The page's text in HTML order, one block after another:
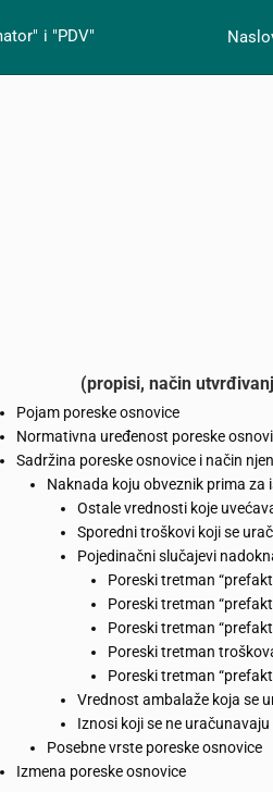
i "PDV"
(propisi, način
Pojam poreske osnovice
Normativna uređenost poreske
Sadržina poreske osnovice i način
Naknada koju obveznik prima za
Ostale vrednosti koje
Sporedni troškovi koji se
Pojedinačni slučajevi
Poreski tretman
Poreski tretman
Poreski tretman
Poreski tretman
Poreski tretman
Vrednost ambalaže koja se
Iznosi koji se ne
Posebne vrste poreske osnovice
Izmena poreske osnovice